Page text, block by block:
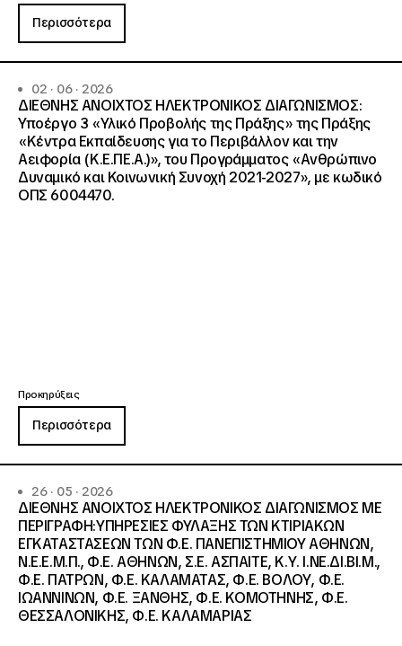
Περισσότερα
02 · 06 · 2026
ΔΙΕΘΝΗΣ ΑΝΟΙΧΤΟΣ ΗΛΕΚΤΡΟΝΙΚΟΣ ΔΙΑΓΩΝΙΣΜΟΣ:
Υποέργο 3 «Υλικό Προβολής της Πράξης» της Πράξης
«Κέντρα Εκπαίδευσης για το Περιβάλλον και την
Αειφορία (Κ.Ε.ΠΕ.Α.)», του Προγράμματος «Ανθρώπινο
Δυναμικό και Κοινωνική Συνοχή 2021-2027», με κωδικό
ΟΠΣ 6004470.
Προκηρύξεις
Περισσότερα
26 · 05 · 2026
ΔΙΕΘΝΗΣ ΑΝΟΙΧΤΟΣ ΗΛΕΚΤΡΟΝΙΚΟΣ ΔΙΑΓΩΝΙΣΜΟΣ ΜΕ
ΠΕΡΙΓΡΑΦΗ:ΥΠΗΡΕΣΙΕΣ ΦΥΛΑΞΗΣ ΤΩΝ ΚΤΙΡΙΑΚΩΝ
ΕΓΚΑΤΑΣΤΑΣΕΩΝ ΤΩΝ Φ.Ε. ΠΑΝΕΠΙΣΤΗΜΙΟΥ ΑΘΗΝΩΝ,
Ν.Ε.Ε.Μ.Π., Φ.Ε. ΑΘΗΝΩΝ, Σ.Ε. ΑΣΠΑΙΤΕ, Κ.Υ. Ι.ΝΕ.ΔΙ.ΒΙ.Μ.,
Φ.Ε. ΠΑΤΡΩΝ, Φ.Ε. ΚΑΛΑΜΑΤΑΣ, Φ.Ε. ΒΟΛΟΥ, Φ.Ε.
ΙΩΑΝΝΙΝΩΝ, Φ.Ε. ΞΑΝΘΗΣ, Φ.Ε. ΚΟΜΟΤΗΝΗΣ, Φ.Ε.
ΘΕΣΣΑΛΟΝΙΚΗΣ, Φ.Ε. ΚΑΛΑΜΑΡΙΑΣ